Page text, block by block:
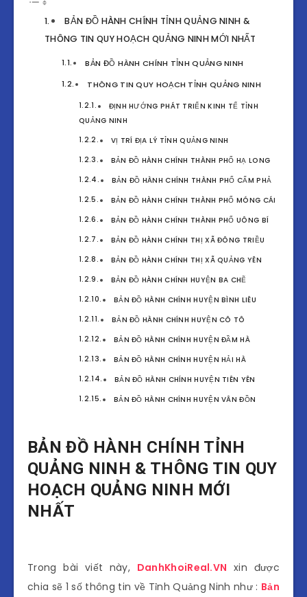
BẢN ĐỒ HÀNH CHÍNH TỈNH QUẢNG NINH &
THÔNG TIN QUY HOẠCH QUẢNG NINH MỚI NHẤT
BẢN ĐỒ HÀNH CHÍNH TỈNH QUẢNG NINH
THÔNG TIN QUY HOẠCH TỈNH QUẢNG NINH
ĐỊNH HƯỚNG PHÁT TRIỂN KINH TẾ TỈNH
QUẢNG NINH
VỊ TRÍ ĐỊA LÝ TỈNH QUẢNG NINH
BẢN ĐỒ HÀNH CHÍNH THÀNH PHỐ HẠ LONG
BẢN ĐỒ HÀNH CHÍNH THÀNH PHỐ CẨM PHẢ
BẢN ĐỒ HÀNH CHÍNH THÀNH PHỐ MÓNG CÁI
BẢN ĐỒ HÀNH CHÍNH THÀNH PHỐ UÔNG BÍ
BẢN ĐỒ HÀNH CHÍNH THỊ XÃ ĐÔNG TRIỀU
BẢN ĐỒ HÀNH CHÍNH THỊ XÃ QUẢNG YÊN
BẢN ĐỒ HÀNH CHÍNH HUYỆN BA CHẼ
BẢN ĐỒ HÀNH CHÍNH HUYỆN BÌNH LIÊU
BẢN ĐỒ HÀNH CHÍNH HUYỆN CÔ TÔ
BẢN ĐỒ HÀNH CHÍNH HUYỆN ĐẦM HÀ
BẢN ĐỒ HÀNH CHÍNH HUYỆN HẢI HÀ
BẢN ĐỒ HÀNH CHÍNH HUYỆN TIÊN YÊN
BẢN ĐỒ HÀNH CHÍNH HUYỆN VÂN ĐỒN
BẢN ĐỒ HÀNH CHÍNH TỈNH
QUẢNG NINH & THÔNG TIN QUY
HOẠCH QUẢNG NINH MỚI
NHẤT
Trong bài viết này, DanhKhoiReal.VN xin được
chia sẽ 1 số thông tin về Tỉnh Quảng Ninh như : Bản